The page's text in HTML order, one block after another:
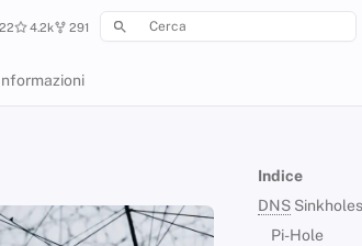
4.2k 291
עִברִית
Italiano
Indice
DNS Sinkholes
Pi-Hole